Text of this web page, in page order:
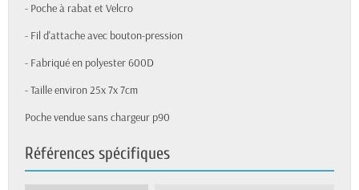
- Poche à rabat et Velcro
- Fil d'attache avec bouton-pression
- Fabriqué en polyester 600D
- Taille environ 25x 7x 7cm
Poche vendue sans chargeur p90
Références spécifiques